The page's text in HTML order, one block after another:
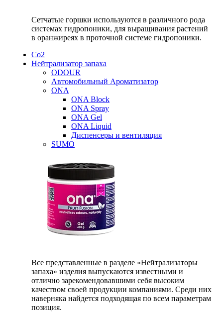
Сетчатые горшки используются в различного рода
системах гидропоники, для выращивания растений
в оранжиреях в проточной системе гидропоники.
Со2
Нейтрализатор запаха
ODOUR
Автомобильный Ароматизатор
ONA
ONA Block
ONA Spray
ONA Gel
ONA Liquid
Диспенсеры и вентиляция
SUMO
Все представленные в разделе «Нейтрализаторы
запаха» изделия выпускаются известными и
отлично зарекомендовавшими себя высоким
качеством своей продукции компаниями. Среди них
наверняка найдется подходящая по всем параметрам
позиция.